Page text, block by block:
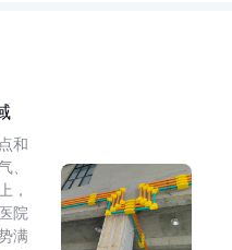
和
、
，
院
满